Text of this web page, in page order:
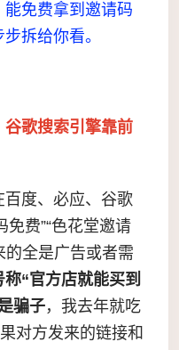
免费拿到邀请码
拆给你看。
歌搜索引擎靠前
度、必应、谷歌
免费”“色花堂邀请
的全是广告或者需
称“官方店就能买到
骗子，我去年就吃
对方发来的链接和